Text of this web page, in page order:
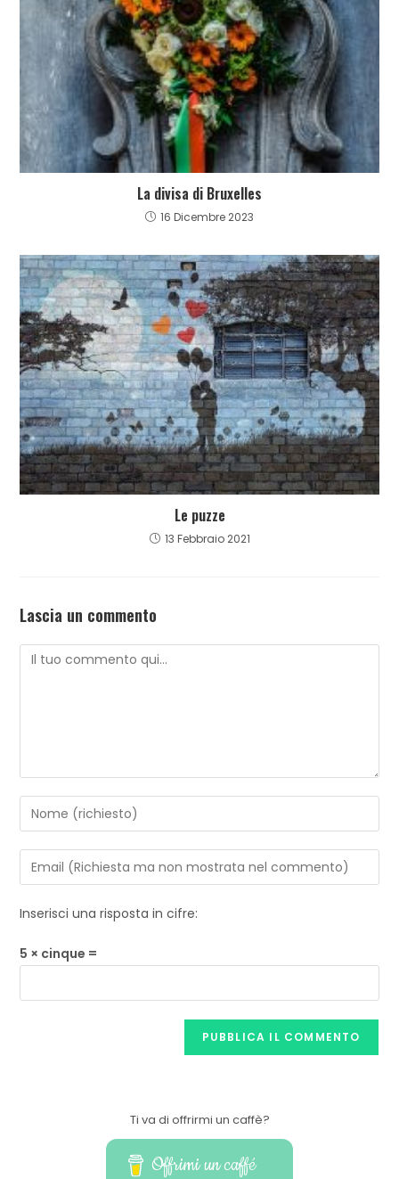
La divisa di Bruxelles
16 Dicembre 2023
Le puzze
13 Febbraio 2021
Lascia un commento
Inserisci una risposta in cifre:
5 × cinque =
Ti va di offrirmi un caffè?
Offrimi un caffé